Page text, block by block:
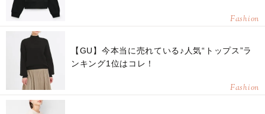
Fashion
【GU】今本当に売れている♪人気“トップス”ラ
ンキング1位はコレ！
Fashion